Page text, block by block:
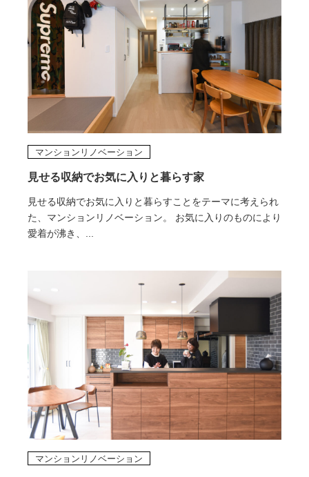
見せる収納でお気に入りと暮らす家
見せる収納でお気に入りと暮らすことをテーマに考えられ
た、マンションリノベーション。 お気に入りのものにより
愛着が沸き、...
マンションリノベーション
マンションリノベーション